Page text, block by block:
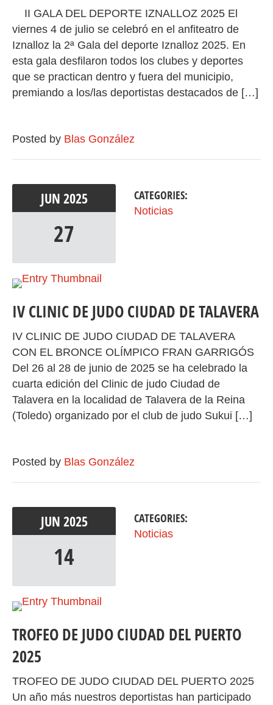
II GALA DEL DEPORTE IZNALLOZ 2025 El
viernes 4 de julio se celebró en el anfiteatro de
Iznalloz la 2ª Gala del deporte Iznalloz 2025. En
esta gala desfilaron todos los clubes y deportes
que se practican dentro y fuera del municipio,
premiando a los/las deportistas destacados de […]
Posted by Blas González
JUN 2025
27
CATEGORIES:
Noticias
IV CLINIC DE JUDO CIUDAD DE TALAVERA
IV CLINIC DE JUDO CIUDAD DE TALAVERA
CON EL BRONCE OLÍMPICO FRAN GARRIGÓS
Del 26 al 28 de junio de 2025 se ha celebrado la
cuarta edición del Clinic de judo Ciudad de
Talavera en la localidad de Talavera de la Reina
(Toledo) organizado por el club de judo Sukui […]
Posted by Blas González
JUN 2025
14
CATEGORIES:
Noticias
TROFEO DE JUDO CIUDAD DEL PUERTO
2025
TROFEO DE JUDO CIUDAD DEL PUERTO 2025
Un año más nuestros deportistas han participado